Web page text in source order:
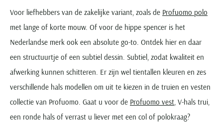
Voor liefhebbers van de zakelijke variant, zoals de Profuomo polo
met lange of korte mouw. Of voor de hippe spencer is het
Nederlandse merk ook een absolute go-to. Ontdek hier en daar
een structuurtje of een subtiel dessin. Subtiel, zodat kwaliteit en
afwerking kunnen schitteren. Er zijn wel tientallen kleuren en zes
verschillende hals modellen om uit te kiezen in de truien en vesten
collectie van Profuomo. Gaat u voor de Profuomo vest , V-hals trui,
een ronde hals of verrast u liever met een col of polokraag?